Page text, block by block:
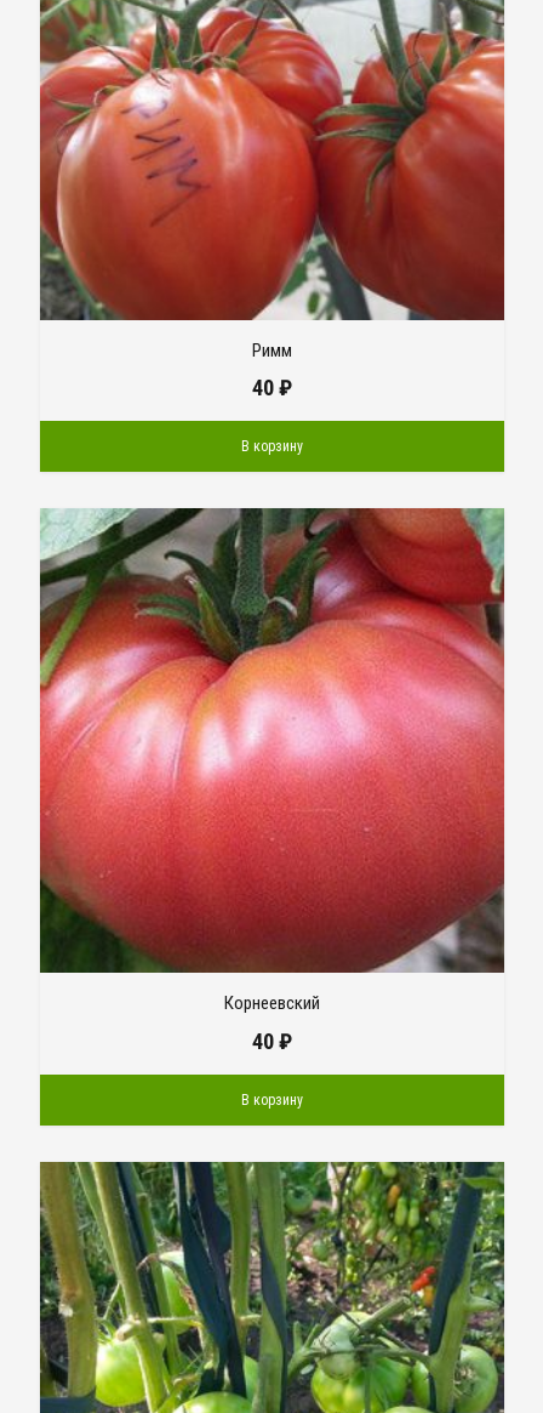
Римм
40₽
В корзину
Корнеевский
40₽
В корзину